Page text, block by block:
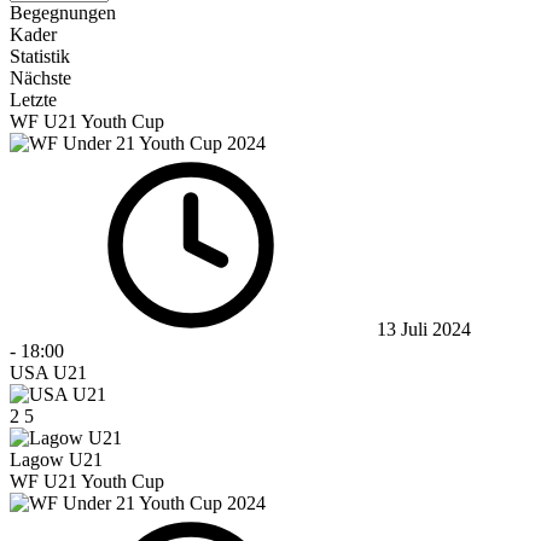
Begegnungen
Kader
Statistik
Nächste
Letzte
WF U21 Youth Cup
13 Juli 2024
- 18:00
USA U21
2 5
Lagow U21
WF U21 Youth Cup